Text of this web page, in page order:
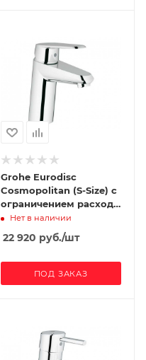
Grohe Eurodisc
Cosmopolitan (S-Size) с
ограничением расхода
воды
Нет в наличии
22 920 руб./шт
ПОД ЗАКАЗ